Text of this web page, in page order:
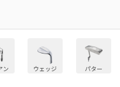
ン ウェッジ パター